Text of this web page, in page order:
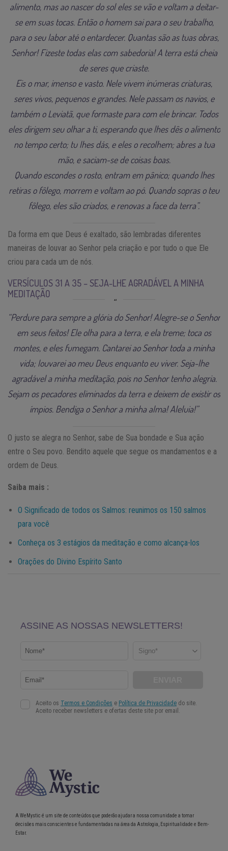
alimento, mas ao nascer do sol eles se vão e voltam a deitar-
se em suas tocas. Então o homem sai para o seu trabalho,
para o seu labor até o entardecer. Quantas são as tuas obras,
Senhor! Fizeste todas elas com sabedoria! A terra está cheia
de seres que criaste.
Eis o mar, imenso e vasto. Nele vivem inúmeras criaturas,
seres vivos, pequenos e grandes. Nele passam os navios, e
também o Leviatã, que formaste para com ele brincar. Todos
eles dirigem seu olhar a ti, esperando que lhes dês o alimento
no tempo certo; tu lhes dás, e eles o recolhem; abres a tua
mão, e saciam-se de coisas boas.
Quando escondes o rosto, entram em pânico; quando lhes
retiras o fôlego, morrem e voltam ao pó. Quando sopras o teu
fôlego, eles são criados, e renovas a face da terra”.
Da forma em que Deus é exaltado, são lembradas diferentes
maneiras de louvar ao Senhor pela criação e por tudo o que Ele
criou para cada um de nós.
VERSÍCULOS 31 A 35 – SEJA-LHE AGRADÁVEL A MINHA
MEDITAÇÃO
“Perdure para sempre a glória do Senhor! Alegre-se o Senhor
em seus feitos! Ele olha para a terra, e ela treme; toca os
montes, e eles fumegam. Cantarei ao Senhor toda a minha
vida; louvarei ao meu Deus enquanto eu viver. Seja-lhe
agradável a minha meditação, pois no Senhor tenho alegria.
Sejam os pecadores eliminados da terra e deixem de existir os
ímpios. Bendiga o Senhor a minha alma! Aleluia!”
O justo se alegra no Senhor, sabe de Sua bondade e Sua ação
entre o Seu povo. Bendito aquele que segue os mandamentos e a
ordem de Deus.
Saiba mais :
O Significado de todos os Salmos: reunimos os 150 salmos
para você
Conheça os 3 estágios da meditação e como alcança-los
Orações do Divino Espírito Santo
A WeMystic é um site de conteúdos que poderão ajudar a nossa comunidade a tomar
decisões mais conscientes e fundamentadas na área da Astrologia, Espiritualidade e Bem-
Estar.